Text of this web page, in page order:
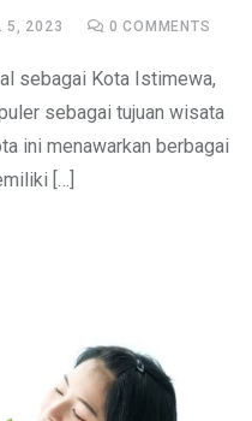
5, 2023 0 COMMENTS
sebagai Kota Istimewa,
sebagai tujuan wisata
ini menawarkan berbagai
[…]